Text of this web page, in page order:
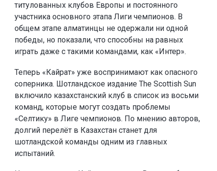
титулованных клубов Европы и постоянного
участника основного этапа Лиги чемпионов. В
общем этапе алматинцы не одержали ни одной
победы, но показали, что способны на равных
играть даже с такими командами, как «Интер».
Теперь «Кайрат» уже воспринимают как опасного
соперника. Шотландское издание The Scottish Sun
включило казахстанский клуб в список из восьми
команд, которые могут создать проблемы
«Селтику» в Лиге чемпионов. По мнению авторов,
долгий перелёт в Казахстан станет для
шотландской команды одним из главных
испытаний.